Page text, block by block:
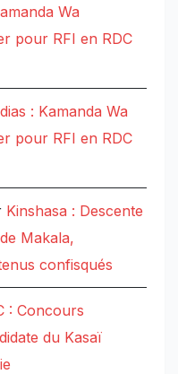
Wa
pour RFI en RDC
: Kamanda Wa
pour RFI en RDC
Kinshasa : Descente
Makala,
confisqués
: Concours
du Kasaï